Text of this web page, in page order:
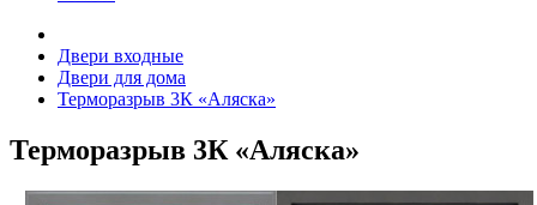
Двери входные
Двери для дома
Терморазрыв 3К «Аляска»
Терморазрыв 3К «Аляска»